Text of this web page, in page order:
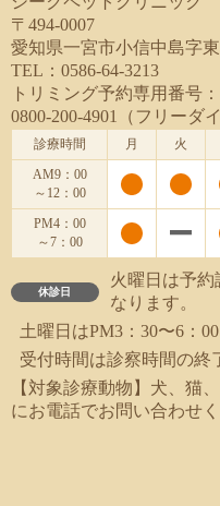
〒494-0007
愛知県一宮市小信中島字
TEL：0586-64-3213
トリミング予約専用番号：
0800-200-4901（フリーダ
診療時間 月 火
AM9：00
～12：00
PM4：00
～7：00
休診日
火曜日は予
なります。
土曜日はPM3：30〜6：
受付時間は診察時間の終
【対象診療動物】犬、猫
にお電話でお問い合わせく